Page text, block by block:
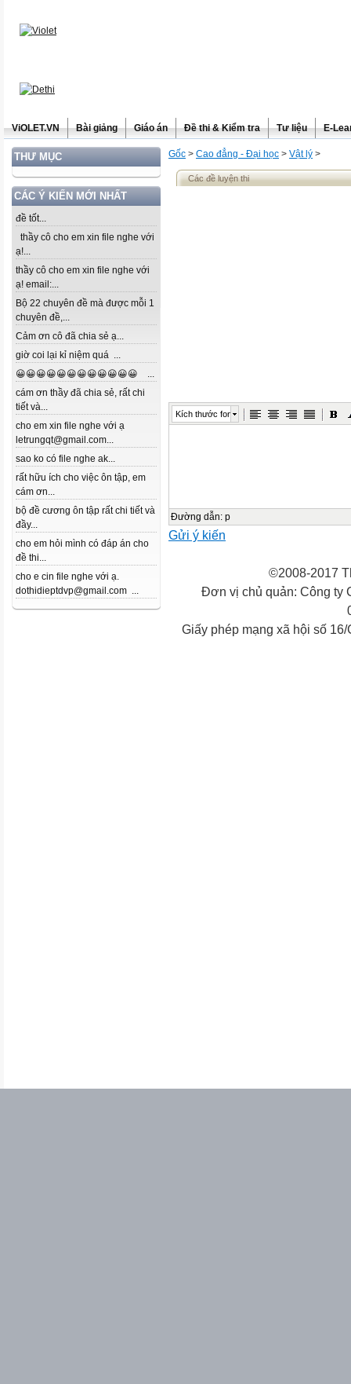
ViOLET.VN Bài giảng Giáo án Đề thi & Kiểm tra Tư liệu E-
THƯ MỤC
CÁC Ý KIẾN MỚI NHẤT
đề tốt...
thầy cô cho em xin file nghe với
ạ!...
thầy cô cho em xin file nghe với
ạ! email:...
Bộ 22 chuyên đề mà được mỗi 1
chuyên đề,...
Cảm ơn cô đã chia sẻ ạ...
giờ coi lại kỉ niệm quá ...
😀😀😀😀😀😀😀😀😀😀😀😀 ...
cám ơn thầy đã chia sẻ, rất chi
tiết và...
cho em xin file nghe với ạ
letrungqt@gmail.com...
sao ko có file nghe ak...
rất hữu ích cho việc ôn tập, em
cám ơn...
bộ đề cương ôn tập rất chi tiết và
đầy...
cho em hỏi mình có đáp án cho
đề thi...
cho e cin file nghe với ạ.
dothidieptdvp@gmail.com ...
Gốc > Cao đẳng - Đại học > Vật lý >
Các đề luyện thi
Kích thước font
Đường dẫn: p
Gửi ý kiến
©2008-2017
Đơn vị chủ quản: Công ty
Giấy phép mạng xã hội số